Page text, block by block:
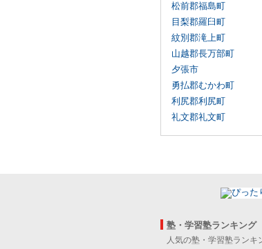
松前郡福島町
目梨郡羅臼町
紋別郡滝上町
山越郡長万部町
夕張市
勇払郡むかわ町
利尻郡利尻町
礼文郡礼文町
塾・学習塾ランキング
人気の塾・学習塾ランキ